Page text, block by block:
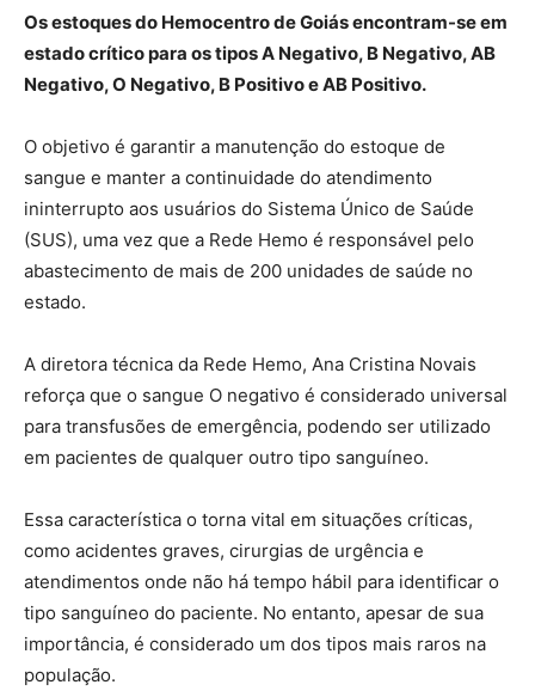
Os estoques do Hemocentro de Goiás encontram-se em
estado crítico para os tipos A Negativo, B Negativo, AB
Negativo, O Negativo, B Positivo e AB Positivo.
O objetivo é garantir a manutenção do estoque de
sangue e manter a continuidade do atendimento
ininterrupto aos usuários do Sistema Único de Saúde
(SUS), uma vez que a Rede Hemo é responsável pelo
abastecimento de mais de 200 unidades de saúde no
estado.
A diretora técnica da Rede Hemo, Ana Cristina Novais
reforça que o sangue O negativo é considerado universal
para transfusões de emergência, podendo ser utilizado
em pacientes de qualquer outro tipo sanguíneo.
Essa característica o torna vital em situações críticas,
como acidentes graves, cirurgias de urgência e
atendimentos onde não há tempo hábil para identificar o
tipo sanguíneo do paciente. No entanto, apesar de sua
importância, é considerado um dos tipos mais raros na
população.